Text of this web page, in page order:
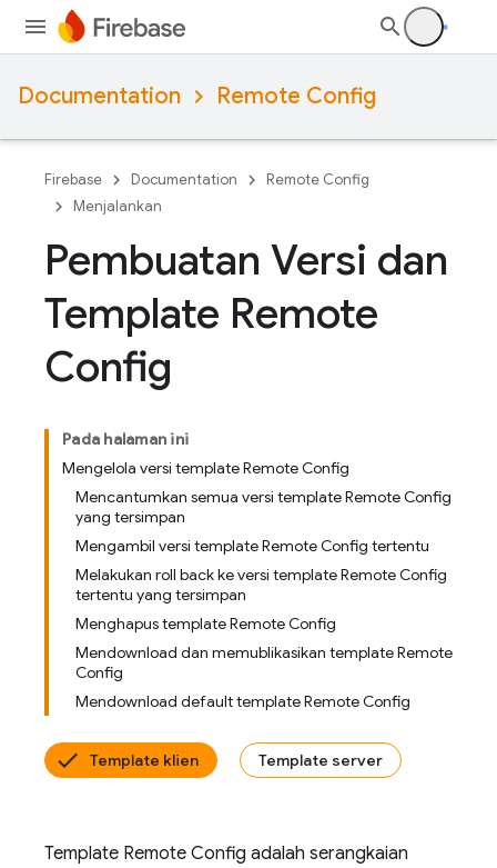
Documentation Remote Config
Firebase Documentation
Remote Config
Menjalankan
Pembuatan Versi dan
Template Remote
Config
Pada halaman ini
Mengelola versi template Remote Config
Mencantumkan semua versi template Remote Config
yang tersimpan
Mengambil versi template Remote Config tertentu
Melakukan roll back ke versi template Remote Config
tertentu yang tersimpan
Menghapus template Remote Config
Mendownload dan memublikasikan template Remote
Config
Mendownload default template Remote Config
Template klien Template server
Template Remote Config adalah serangkaian